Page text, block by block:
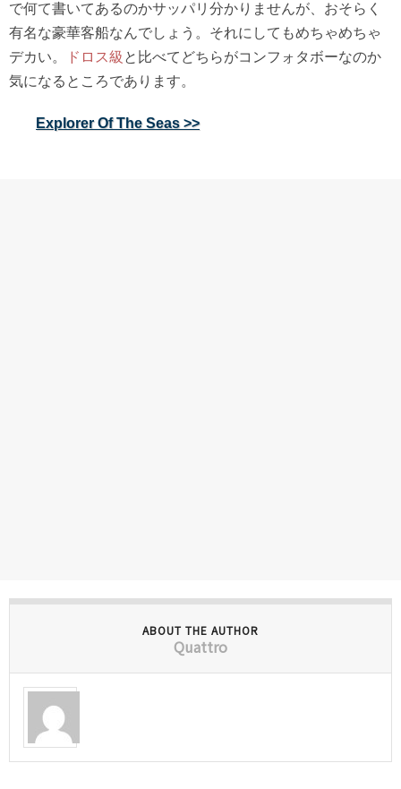
で何て書いてあるのかサッパリ分かりませんが、おそらく
有名な豪華客船なんでしょう。それにしてもめちゃめちゃ
デカい。
ドロス級 と比べてどちらがコンフォタボーなのか
気になるところであります。
Explorer Of The Seas >>
ABOUT THE AUTHOR
Quattro